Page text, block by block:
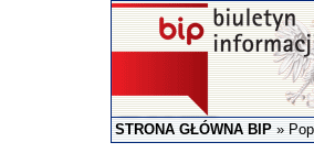
STRONA GŁÓWNA BIP»